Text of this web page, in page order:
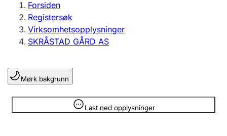
Enkeltpersonforetak
Registrere, endre, slette
Lag og forening
Registrere, endre, slette
Forsiden
Registersøk
Virksomhetsopplysninger
SKRÅSTAD GÅRD AS
Mørk bakgrunn
Last ned opplysninger
Opplysninger er skjult